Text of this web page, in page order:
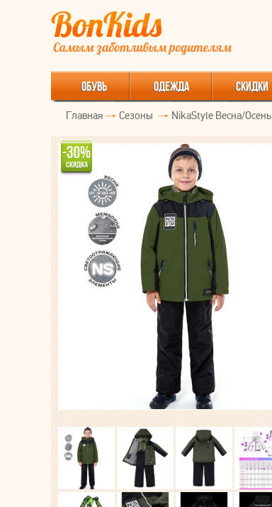
ОБУВЬ ОДЕЖДА СКИДКИ
Главная Сезоны NikaStyle Весна/Осень